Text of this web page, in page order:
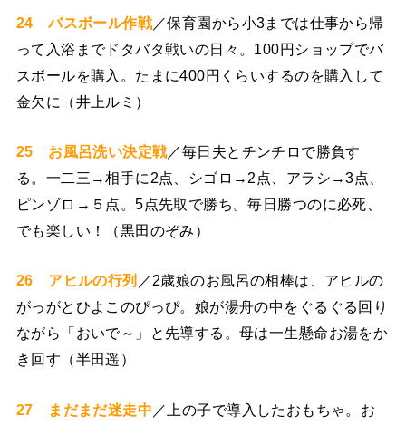
24 バスボール作戦／保育園から小3までは仕事から帰
って入浴までドタバタ戦いの日々。100円ショップでバ
スボールを購入。たまに400円くらいするのを購入して
金欠に（井上ルミ）
25 お風呂洗い決定戦／毎日夫とチンチロで勝負す
る。一二三→相手に2点、シゴロ→2点、アラシ→3点、
ピンゾロ→５点。5点先取で勝ち。毎日勝つのに必死、
でも楽しい！（黒田のぞみ）
26 アヒルの行列 ／2歳娘のお風呂の相棒は、アヒルの
がっがとひよこのぴっぴ。娘が湯舟の中をぐるぐる回り
ながら「おいで～」と先導する。母は一生懸命お湯をか
き回す（半田遥）
27 まだまだ迷走中 ／上の子で導入したおもちゃ。お